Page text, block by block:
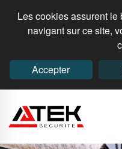
Les cookies assurent
navigant sur ce site,
Accepter